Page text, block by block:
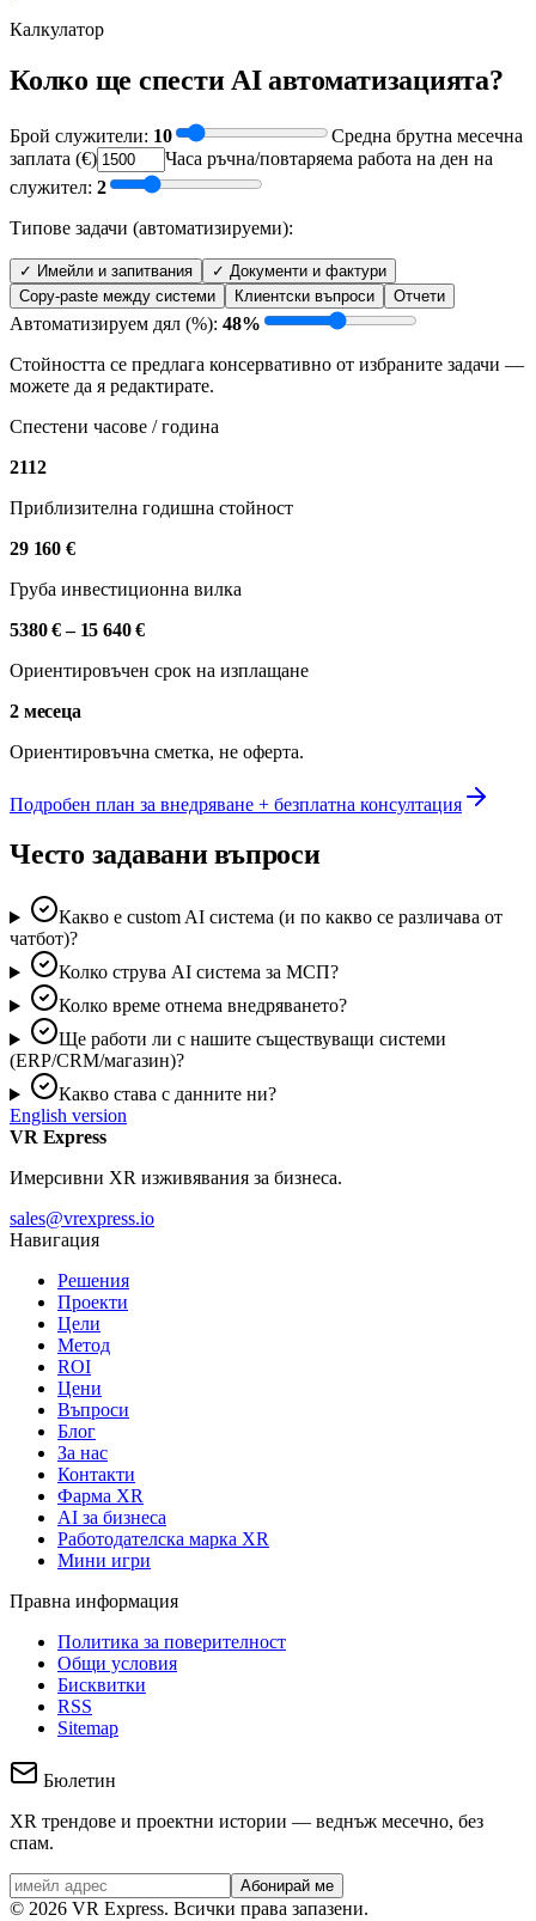
Калкулатор
Колко ще спести AI автоматизацията?
Брой служители: 10
Средна брутна месечна
заплата (€)
Часа ръчна/повтаряема работа на ден на
служител: 2
Типове задачи (автоматизируеми):
✓ Имейли и запитвания ✓ Документи и фактури
Copy-paste между системи
Клиентски въпроси Отчети
Автоматизируем дял (%): 48%
Стойността се предлага консервативно от избраните задачи —
можете да я редактирате.
Спестени часове / година
2112
Приблизителна годишна стойност
29 160 €
Груба инвестиционна вилка
5380 €– 15 640 €
Ориентировъчен срок на изплащане
2 месеца
Ориентировъчна сметка, не оферта.
Подробен план за внедряване + безплатна консултация
Често задавани въпроси
Какво е custom AI система (и по какво се различава от
чатбот)?
Колко струва AI система за МСП?
Колко време отнема внедряването?
Ще работи ли с нашите съществуващи системи
(ERP/CRM/магазин)?
Какво става с данните ни?
English version
VR Express
Имерсивни XR изживявания за бизнеса.
sales@vrexpress.io
Навигация
Решения
Проекти
Цели
Метод
ROI
Цени
Въпроси
Блог
За нас
Контакти
Фарма XR
AI за бизнеса
Работодателска марка XR
Мини игри
Правна информация
Политика за поверителност
Общи условия
Бисквитки
RSS
Sitemap
Бюлетин
XR трендове и проектни истории — веднъж месечно, без
спам.
Абонирай ме
© 2026 VR Express. Всички права запазени.